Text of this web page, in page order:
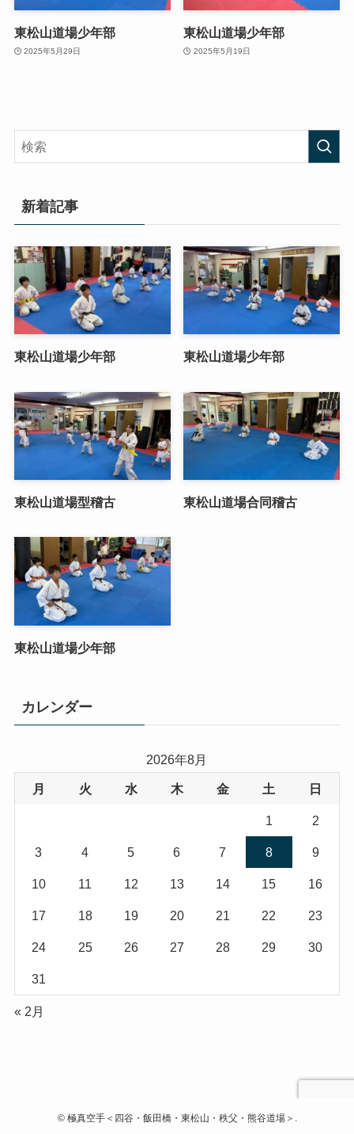
東松山道場少年部
2025年5月29日
東松山道場少年部
2025年5月19日
新着記事
東松山道場少年部 東松山道場少年部
東松山道場型稽古 東松山道場合同稽古
東松山道場少年部
カレンダー
2026年8月
月 火 水 木 金 土 日
1 2
3 4 5 6 7 8 9
10 11 12 13 14 15 16
17 18 19 20 21 22 23
24 25 26 27 28 29 30
31
« 2月
©極真空手＜四谷・飯田橋・東松山・秩父・熊谷道場＞.